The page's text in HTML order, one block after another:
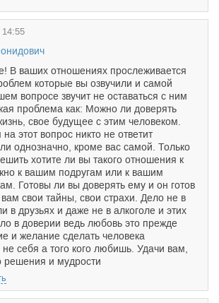
В ваших отношениях прослеживается
которые вы озвучили и самой
вопросе звучит не оставаться с ним
проблема как: Можно ли доверять
свое будущее с этим человеком.
этот вопрос никто не ответит
однозначно, кроме вас самой. Только
хотите ли вы такого отношения к
к вашим подругам или к вашим
Готовы ли вы доверять ему и он готов
свои тайны, свои страхи. Дело не в
в друзьях и даже не в алкоголе и этих
в доверии ведь любовь это прежде
и желание сделать человека
себя а того кого любишь. Удачи вам,
решения и мудрости